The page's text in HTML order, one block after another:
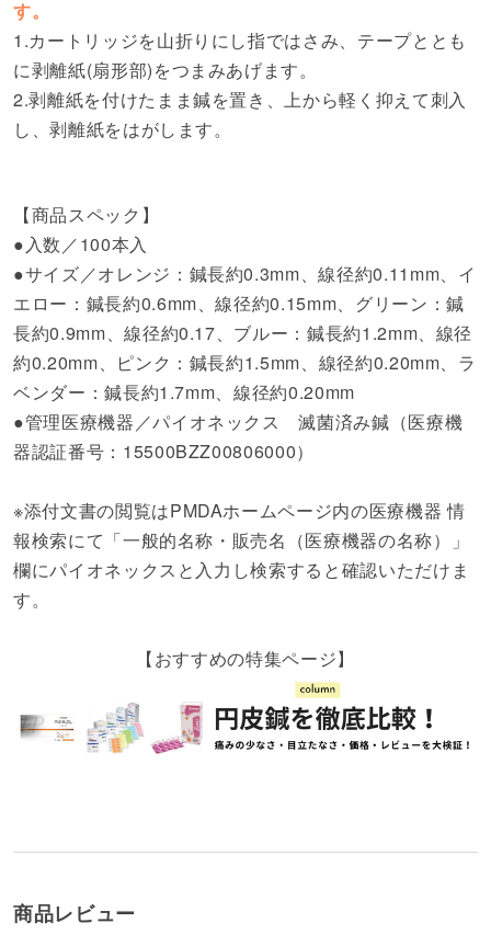
す。
1.カートリッジを山折りにし指ではさみ、テープととも
に剥離紙(扇形部)をつまみあげます。
2.剥離紙を付けたまま鍼を置き、上から軽く抑えて刺入
し、剥離紙をはがします。
【商品スペック】
●入数／100本入
●サイズ／オレンジ：鍼長約0.3mm、線径約0.11mm、イ
エロー：鍼長約0.6mm、線径約0.15mm、グリーン：鍼
長約0.9mm、線径約0.17、ブルー：鍼長約1.2mm、線径
約0.20mm、ピンク：鍼長約1.5mm、線径約0.20mm、ラ
ベンダー：鍼長約1.7mm、線径約0.20mm
●管理医療機器／パイオネックス 滅菌済み鍼（医療機
器認証番号：15500BZZ00806000）
※添付文書の閲覧はPMDAホームページ内の医療機器 情
報検索にて「一般的名称・販売名（医療機器の名称）」
欄にパイオネックスと入力し検索すると確認いただけま
す。
【おすすめの特集ページ】
商品レビュー